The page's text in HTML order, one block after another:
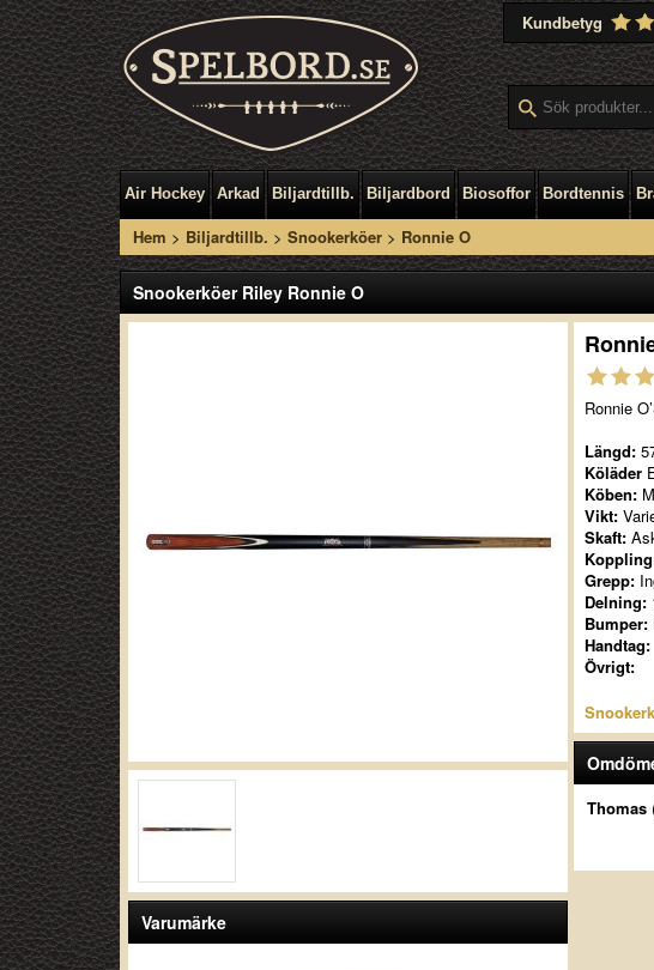
Kundbetyg
Air Hockey Arkad Biljardtillb. Biljardbord Biosoffor Bordtennis
Hem > Biljardtillb. > Snookerköer> Ronnie O
Snookerköer Riley Ronnie O
Varumärke
Ronnie
Längd:
Köläder
Köben:
Vikt:
Skaft:
Grepp:
Delning:
Bumper:
Handtag:
Övrigt:
Thomas